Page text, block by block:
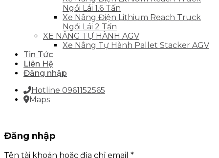
Ngồi Lái 1.6 Tấn
Xe Nâng Điện Lithium Reach Truck
Ngồi Lái 2 Tấn
XE NÂNG TỰ HÀNH AGV
Xe Nâng Tự Hành Pallet Stacker AGV
Tin Tức
Liên Hệ
Đăng nhập
Hotline 0961152565
Maps
Đăng nhập
Tên tài khoản hoặc địa chỉ email *